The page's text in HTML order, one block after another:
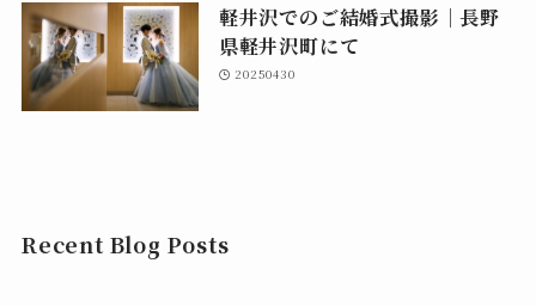
軽井沢でのご結婚式撮影｜長野
県軽井沢町にて
20250430
Recent Blog Posts